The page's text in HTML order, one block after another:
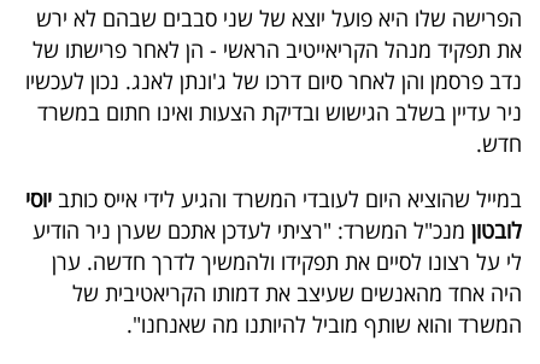
ניוזלטרים
מייל
פרסמו
באייס
הפרישה שלו היא פועל יוצא של שני סבבים שבהם לא ירש
את תפקיד מנהל הקריאייטיב הראשי - הן לאחר פרישתו של
נדב פרסמן והן לאחר סיום דרכו של ג'ונתן לאנג. נכון לעכשיו
ניר עדיין בשלב הגישוש ובדיקת הצעות ואינו חתום במשרד
חדש.
במייל שהוציא היום לעובדי המשרד והגיע לידי אייס כותב יוסי
לובטון מנכ"ל המשרד: "רציתי לעדכן אתכם שערן ניר הודיע
לי על רצונו לסיים את תפקידו ולהמשיך לדרך חדשה. ערן
היה אחד מהאנשים שעיצב את דמותו הקריאטיבית של
המשרד והוא שותף מוביל להיותנו מה שאנחנו".